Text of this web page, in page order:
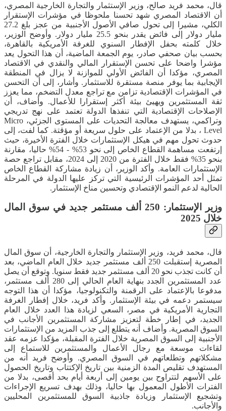
قال، محمد فريد صالح، وزير الإستثمار والتجارة الخارجية المصري،
أن الاقتصاد المصري شهد تحسنا ملحوظا في مؤشرات الإستقرار
الكلي، مشيرا إلى تحول صافي الأصول الأجنبية من عجز بلغ 27.2
مليار دولار إلى فائض يقدر بنحو 25.5 مليار دولار. وأوضح الوزير،
خلال كلمته بحفل الإفطار السنوي للغرفة الأمريكية بالقاهرة،
بحسب بيان صحفي صادر، يوم الجمعة الماضية، أن هذا التحول يعد
مؤشرا واضحا على تحسن الإستقرار المالي والنقدي في الاقتصاد
المصري، مؤكدا أن الفائض الأولي للموازنة لا يزال في المنطقة
الإيجابية بما يوفر منصة مستقرة للاستثمار. وأشار، إلى أن التحسن
في المؤشرات الإقتصادية تزامن مع تراجع معدل التضخم، مما يعزز
ثقة المستثمرين ويهيئ بيئة أكثر إستقرارا للأعمال. وأضاف، أن
الإصلاحات الإقتصادية التي تنفذها الدولة تعتمد على نهج تدريجي
وتراكمي، يستهدف معالجة التحديات على المستوى الجزئي، Micro
Level ، بدلا من الإعتماد على حلول سريعة أو مؤقتة. كما لفت، إلى
حدوث تحول مهم في هيكل الإستثمارات خلال الفترة الأخيرة، حيث
إرتفعت مساهمة القطاع الخاص إلى نحو 53% - 54% حاليا، مقارنة
بنحو 35% فقط خلال الفترة من 2020 إلى 2024، مقابل تراجع حصة
الإستثمارات العامة. وأكد الوزير، أن زيادة مشاركة القطاع الخاص
تمثل أحد المؤشرات الرئيسية التي تركز عليها الدولة في المرحلة
الحالية لدعم النمو الإقتصادي وتحسين مناخ الإستثمار.
وزير الإستثمار: 250 ألف مستثمر جديد في سوق المال
خلال 2025
قال، محمد فريد، وزير الإستثمار والتجارة الخارجية، أن سوق المال
المصرية إستقبلت 250 ألف مستثمر جديد خلال العام الماضي، بعد
أن كانت تجذب نحو 20 ألف مستثمر جديد فقط سنويا. وتوقع أن يصل
عدد المستثمرين الجدد بنهاية العام الحالي إلى 280 ألف مستثمر،
مدفوعا بالإعتماد على الرقمنة والتكنولوجيا، مؤكدا أن هذا التوجه
سيستمر دعمه في بيئة الإستثمار. وأكد فريد، خلال إفطار الغرفة
التجارية الأمريكية في مصر، السعي لزيادة هذا العدد خلال العام
الجديد، في إطار خطة لتعزيز مشاركة المستثمرين الأجانب في
السوق المصرية. وأضاف أنه يتطلع إلى جذب المزيد من الإستثمارات
الأجنبية إلى السوق المصرية خلال الفترة المقبلة، مؤكدا عزمه عقد
لقاءات موسعة مع رجال الأعمال والمستثمرين للاستماع إلى
مشكلاتهم وتطلعاتهم في السوق المصري. وأوضح فريد أنه من
المستهدف تقليص المدة الزمنية بين تاريخ الإكتتاب وتاريخ الحصول
على الأسهم لتتراوح بين يومين إلى أربعة أيام بحد أقصى، بدلا من
الفترات الأطول المعمول بها حاليا، وذلك بهدف تسريع الإجراءات
وتشجيع الإستثمار وزيادة جاذبية السوق للمستثمرين المحليين
والأجانب.